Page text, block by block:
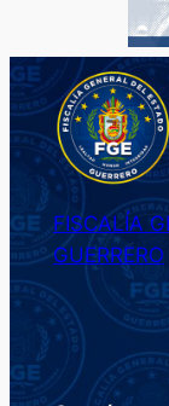
FISCALÍA
GUERRERO